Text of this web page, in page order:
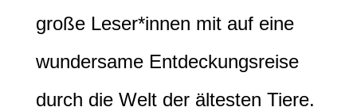
große Leser*innen mit auf eine
wundersame Entdeckungsreise
durch die Welt der ältesten Tiere.